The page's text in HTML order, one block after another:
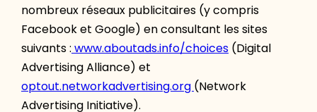
nombreux réseaux publicitaires (y compris
Facebook et Google) en consultant les sites
suivants : www.aboutads.info/choices (Digital
Advertising Alliance) et
optout.networkadvertising.org (Network
Advertising Initiative).